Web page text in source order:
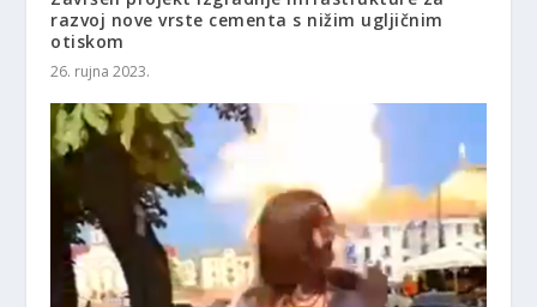
razvoj nove vrste cementa s nižim ugljičnim
otiskom
26. rujna 2023.